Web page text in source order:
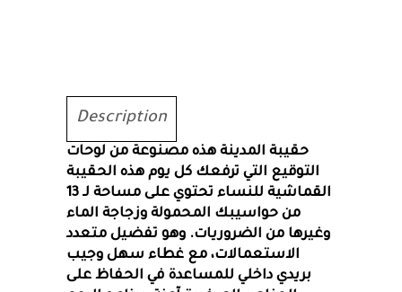
كبيرة،
حجم
حقيبة
يمكن
حملها
باليد
أو
على
الكتف
Description
حقيبة المدينة هذه مصنوعة من لوحات
التوقيع التي ترفعك كل يوم هذه الحقيبة
القماشية للنساء تحتوي على مساحة لـ 13
من حواسيبك المحمولة وزجاجة الماء
وغيرها من الضروريات. وهو تفضيل متعدد
الاستعمالات، مع غطاء سهل وجيب
بريدي داخلي للمساعدة في الحفاظ على